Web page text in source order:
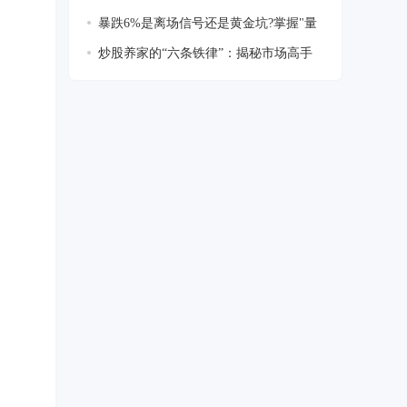
暴跌6%是离场信号还是黄金坑?掌握"量
柱透视
炒股养家的“六条铁律”：揭秘市场高手